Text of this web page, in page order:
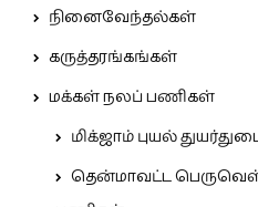
நினைவேந்தல்கள்
கருத்தரங்கங்கள்
மக்கள் நலப் பணிகள்
மிக்ஜாம் புயல்
தென்மாவட்ட